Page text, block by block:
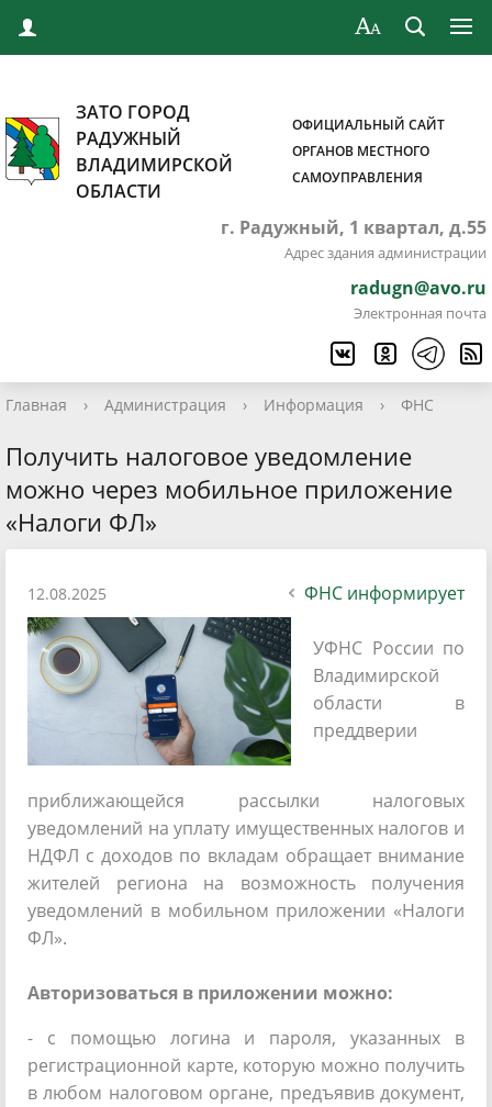
ЗАТО ГОРОД
РАДУЖНЫЙ
ВЛАДИМИРСКОЙ
ОБЛАСТИ
ОФИЦИАЛЬНЫЙ САЙТ
ОРГАНОВ МЕСТНОГО
САМОУПРАВЛЕНИЯ
г. Радужный, 1 квартал, д.55
Адрес здания администрации
radugn@avo.ru
Электронная почта
Главная › Администрация › Информация › ФНС
Получить налоговое уведомление
можно через мобильное приложение
«Налоги ФЛ»
12.08.2025 ФНС информирует
УФНС России по
Владимирской
области в
преддверии
приближающейся рассылки налоговых
уведомлений на уплату имущественных налогов и
НДФЛ с доходов по вкладам обращает внимание
жителей региона на возможность получения
уведомлений в мобильном приложении «Налоги
ФЛ».
Авторизоваться в приложении можно:
- с помощью логина и пароля, указанных в
регистрационной карте, которую можно получить
в любом налоговом органе, предъявив документ,